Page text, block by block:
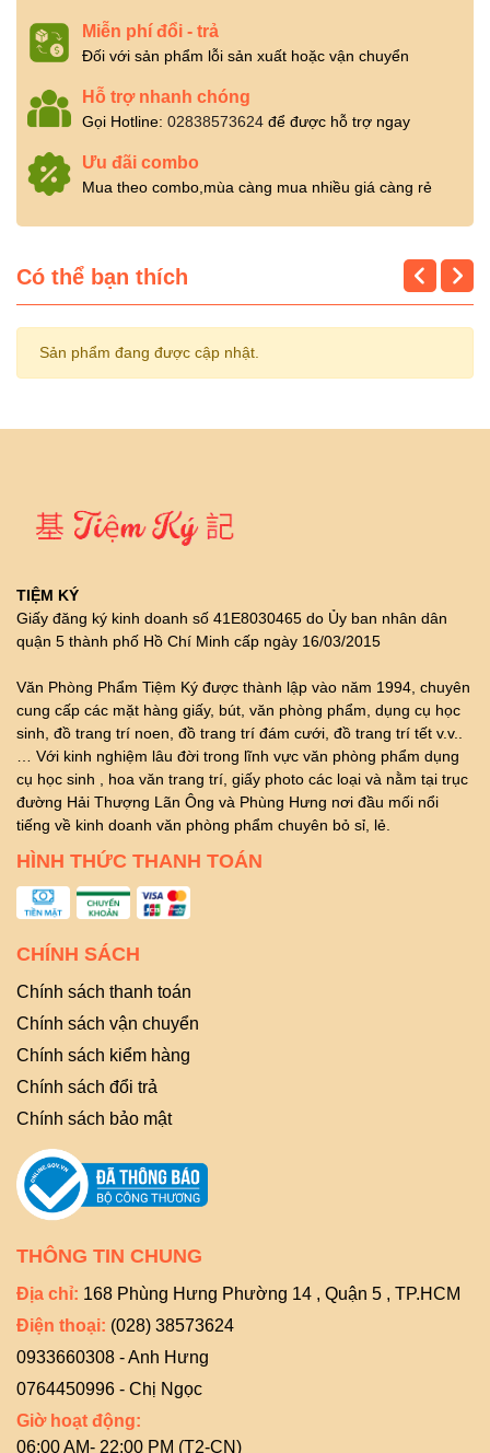
Miễn phí đổi - trả
Đối với sản phẩm lỗi sản xuất hoặc vận chuyển
Hỗ trợ nhanh chóng
Gọi Hotline: 02838573624 để được hỗ trợ ngay
Ưu đãi combo
Mua theo combo,mùa càng mua nhiều giá càng rẻ
Có thể bạn thích
Sản phẩm đang được cập nhật.
TIỆM KÝ
Giấy đăng ký kinh doanh số 41E8030465 do Ủy ban nhân dân
quận 5 thành phố Hồ Chí Minh cấp ngày 16/03/2015
Văn Phòng Phẩm Tiệm Ký được thành lập vào năm 1994, chuyên
cung cấp các mặt hàng giấy, bút, văn phòng phẩm, dụng cụ học
sinh, đồ trang trí noen, đồ trang trí đám cưới, đồ trang trí tết v.v..
… Với kinh nghiệm lâu đời trong lĩnh vực văn phòng phẩm dụng
cụ học sinh , hoa văn trang trí, giấy photo các loại và nằm tại trục
đường Hải Thượng Lãn Ông và Phùng Hưng nơi đầu mối nổi
tiếng về kinh doanh văn phòng phẩm chuyên bỏ sỉ, lẻ.
HÌNH THỨC THANH TOÁN
CHÍNH SÁCH
Chính sách thanh toán
Chính sách vận chuyển
Chính sách kiểm hàng
Chính sách đổi trả
Chính sách bảo mật
THÔNG TIN CHUNG
Địa chỉ: 168 Phùng Hưng Phường 14 , Quận 5 , TP.HCM
Điện thoại: (028) 38573624
0933660308 - Anh Hưng
0764450996 - Chị Ngọc
Giờ hoạt động:
06:00 AM- 22:00 PM (T2-CN)